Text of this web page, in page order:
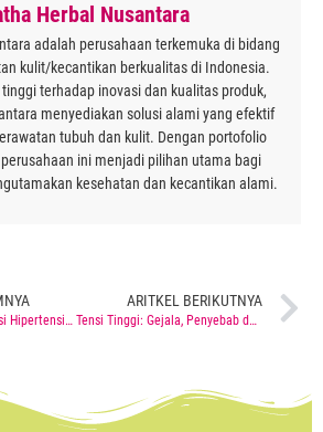
Herbal Nusantara
adalah perusahaan terkemuka di bidang
kulit/kecantikan berkualitas di Indonesia.
terhadap inovasi dan kualitas produk,
menyediakan solusi alami yang efektif
tubuh dan kulit. Dengan portofolio
ini menjadi pilihan utama bagi
kesehatan dan kecantikan alami.
Langkah Awal Deteksi Hipertensi: Pentingnya Monitoring Tekanan Darah
ARITKEL BERIKUTNYA
Tensi Tinggi: Gejala, Penyebab dan Pencegahan